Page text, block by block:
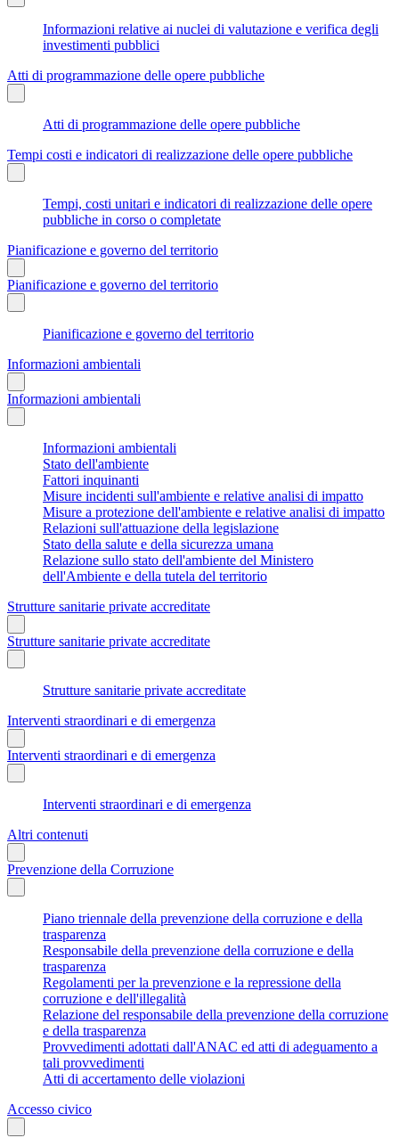
Informazioni relative ai nuclei di valutazione e verifica degli
investimenti pubblici
Atti di programmazione delle opere pubbliche
Atti di programmazione delle opere pubbliche
Tempi costi e indicatori di realizzazione delle opere pubbliche
Tempi, costi unitari e indicatori di realizzazione delle opere
pubbliche in corso o completate
Pianificazione e governo del territorio
Pianificazione e governo del territorio
Pianificazione e governo del territorio
Informazioni ambientali
Informazioni ambientali
Informazioni ambientali
Stato dell'ambiente
Fattori inquinanti
Misure incidenti sull'ambiente e relative analisi di impatto
Misure a protezione dell'ambiente e relative analisi di impatto
Relazioni sull'attuazione della legislazione
Stato della salute e della sicurezza umana
Relazione sullo stato dell'ambiente del Ministero
dell'Ambiente e della tutela del territorio
Strutture sanitarie private accreditate
Strutture sanitarie private accreditate
Strutture sanitarie private accreditate
Interventi straordinari e di emergenza
Interventi straordinari e di emergenza
Interventi straordinari e di emergenza
Altri contenuti
Prevenzione della Corruzione
Piano triennale della prevenzione della corruzione e della
trasparenza
Responsabile della prevenzione della corruzione e della
trasparenza
Regolamenti per la prevenzione e la repressione della
corruzione e dell'illegalità
Relazione del responsabile della prevenzione della corruzione
e della trasparenza
Provvedimenti adottati dall'ANAC ed atti di adeguamento a
tali provvedimenti
Atti di accertamento delle violazioni
Accesso civico